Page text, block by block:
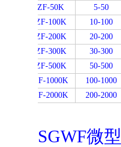
SGZF-50K
5-50
SGZF-100K
10-100
SGZF-200K
20-200
SGZF-300K
30-300
SGZF-500K
50-500
SGZF-1000K
100-1000
SGZF-2000K
200-2000
SGWF微